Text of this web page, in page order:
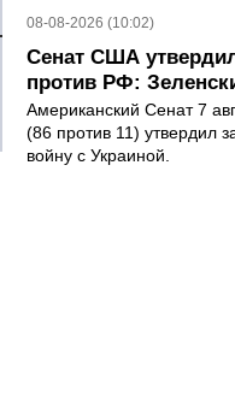
08-08-2026 (10:02)
Сенат США
против РФ:
Американский Сенат 7
(86 против 11) утвердил
войну с Украиной.